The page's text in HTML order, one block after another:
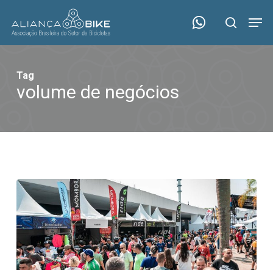
main
search
Tag
volume de negócios